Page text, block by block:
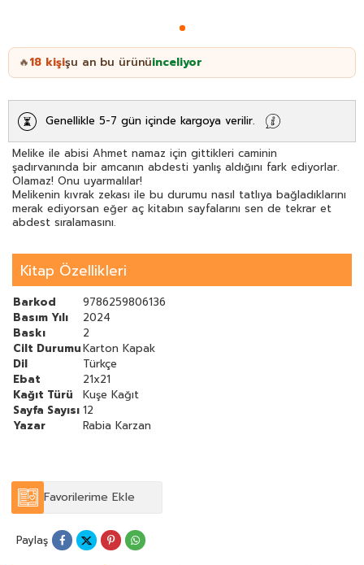
🔥18 kişişu an bu ürünüinceliyor
Genellikle 5-7 gün içinde kargoya verilir.
Melike ile abisi Ahmet namaz için gittikleri caminin
şadırvanında bir amcanın abdesti yanlış aldığını fark ediyorlar.
Olamaz! Onu uyarmalılar!
Melikenin kıvrak zekası ile bu durumu nasıl tatlıya bağladıklarını
merak ediyorsan eğer aç kitabın sayfalarını sen de tekrar et
abdest sıralamasını.
Kitap Özellikleri
Barkod
9786259806136
Basım Yılı
2024
Baskı
2
Cilt DurumuKarton Kapak
Dil
Türkçe
Ebat
21x21
Kağıt Türü
Kuşe Kağıt
Sayfa Sayısı 12
Yazar
Rabia Karzan
Favorilerime Ekle
Paylaş